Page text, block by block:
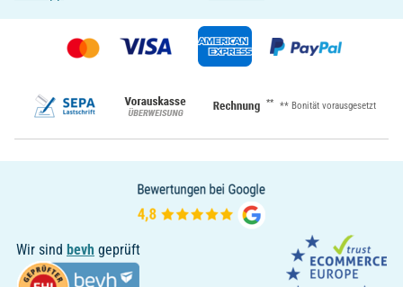
** ** Bonität vorausgesetzt
Wir sind bevh geprüft